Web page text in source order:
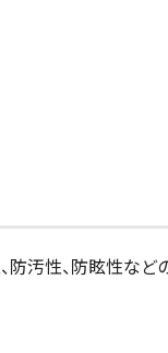
防汚性、防眩性な